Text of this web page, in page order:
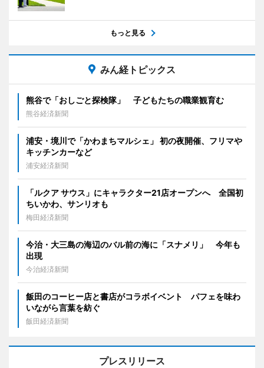
もっと見る
みん経トピックス
熊谷で「おしごと探検隊」 子どもたちの職業観育む
熊谷経済新聞
浦安・境川で「かわまちマルシェ」 初の夜開催、フリマや
キッチンカーなど
浦安経済新聞
「ルクア サウス」にキャラクター21店オープンへ 全国初
ちいかわ、サンリオも
梅田経済新聞
今治・大三島の海辺のバル前の海に「スナメリ」 今年も
出現
今治経済新聞
飯田のコーヒー店と書店がコラボイベント パフェを味わ
いながら言葉を紡ぐ
飯田経済新聞
プレスリリース